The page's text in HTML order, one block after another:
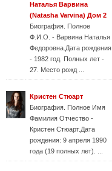
Наталья Варвина
(Natasha Varvina) Дом 2
Биография. Полное
Ф.И.О. - Варвина Наталья
Федоровна.Дата рождения
- 1982 год. Полных лет -
27. Место рожд ...
Кристен Стюарт
Биография. Полное Имя
Фамилия Отчество -
Кристен Стюарт.Дата
рождения: 9 апреля 1990
года (19 полных лет). ...